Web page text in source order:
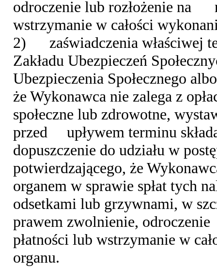
odroczenie lub rozłożenie na
wstrzymanie w całości
2)
zaświadczenia właściwej
Zakładu Ubezpieczeń
Ubezpieczenia Społecznego
że Wykonawca nie zalega z
społeczne lub zdrowotne,
przed
upływem terminu
dopuszczenie do udziału w
potwierdzającego, że
organem w sprawie spłat tych
odsetkami lub grzywnami, w
prawem zwolnienie, odroczenie
płatności lub wstrzymanie w
organu.